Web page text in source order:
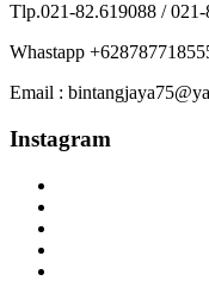
Tlp.021-82.619088 /
Whastapp
Email :
Instagram